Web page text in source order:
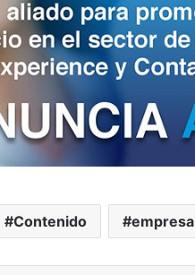
Contenido empresa